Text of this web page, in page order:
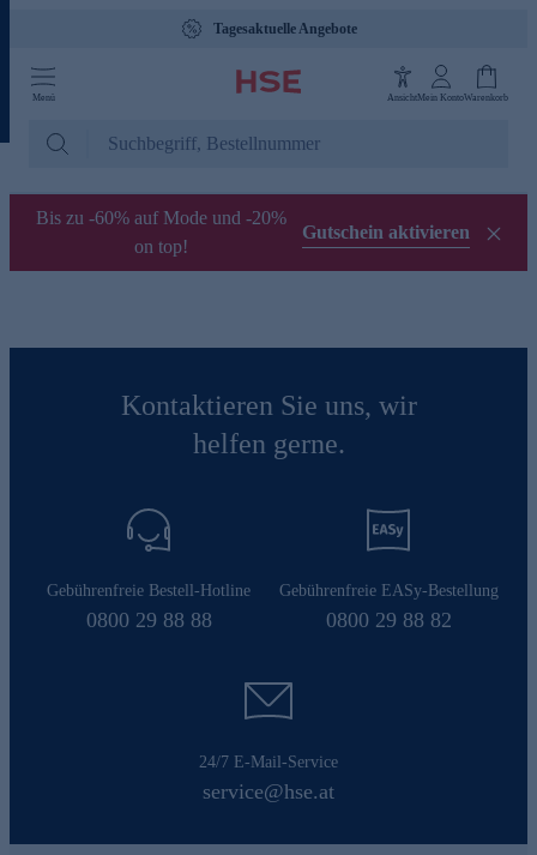
Tagesaktuelle Angebote
Menü AnsichtMein KontoWarenkorb
Bis zu -60% auf Mode und -20%
on top!
Gutschein aktivieren
Kontaktieren Sie uns, wir
helfen gerne.
Gebührenfreie Bestell-Hotline
0800 29 88 88
Gebührenfreie EASy-Bestellung
0800 29 88 82
24/7 E-Mail-Service
service@hse.at